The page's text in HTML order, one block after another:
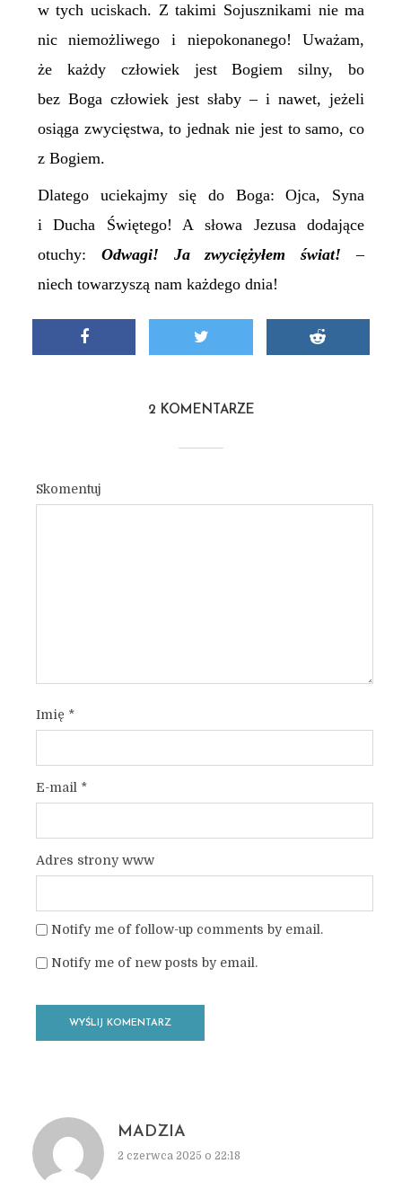
w tych uciskach. Z takimi Sojusznikami nie ma
nic niemożliwego i niepokonanego! Uważam,
że każdy człowiek jest Bogiem silny, bo
bez Boga człowiek jest słaby – i nawet, jeżeli
osiąga zwycięstwa, to jednak nie jest to samo, co
z Bogiem.
Dlatego uciekajmy się do Boga: Ojca, Syna
i Ducha Świętego! A słowa Jezusa dodające
otuchy: Odwagi! Ja zwyciężyłem świat! –
niech towarzyszą nam każdego dnia!
2 KOMENTARZE
Skomentuj
Imię *
E-mail *
Adres strony www
Notify me of follow-up comments by email.
Notify me of new posts by email.
MADZIA
2 czerwca 2025 o 22:18